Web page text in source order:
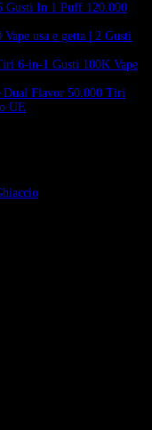
Gusti In 1 Puff 120.000
usa e getta | 2 Gusti
6-in-1 Gusti 100K Vape
Dual Flavor 50.000 Tiri
UE